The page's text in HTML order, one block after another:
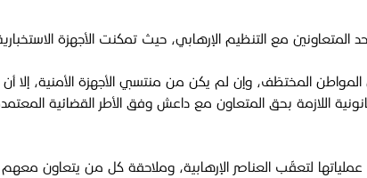
مع التنظيم الإرهابي، حيث تمكنت الأجهزة
المواطن المختطَف، وإن لم يكن من منتسبي الأجهزة الأمنية،
اللازمة بحق المتعاون مع داعش وفق الأطر القضائية
لتعقّب العناصر الإرهابية، وملاحقة كل من يتعاون